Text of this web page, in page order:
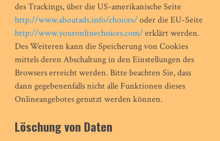
des Trackings, über die US-amerikanische Seite
http://www.aboutads.info/choices/oder die EU-Seite
http://www.youronlinechoices.com/erklärt werden.
Des Weiteren kann die Speicherung von Cookies
mittels deren Abschaltung in den Einstellungen des
Browsers erreicht werden. Bitte beachten Sie, dass
dann gegebenenfalls nicht alle Funktionen dieses
Onlineangebotes genutzt werden können.
Löschung von Daten